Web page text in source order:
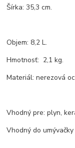
Šírka: 35,3 cm.
Objem: 8,2 L.
Hmotnosť: 2,1 kg.
Materiál: nerezová
Vhodný pre: plyn,
Vhodný do umývačky